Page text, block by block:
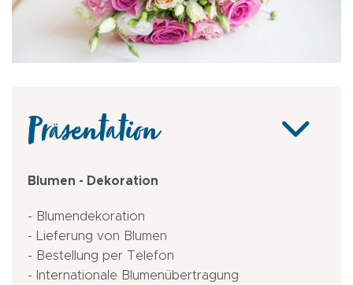
Präsentation
Blumen - Dekoration
- Blumendekoration
- Lieferung von Blumen
- Bestellung per Telefon
- Internationale Blumenübertragung